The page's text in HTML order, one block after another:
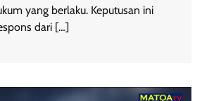
yang berlaku. Keputusan ini
dari […]